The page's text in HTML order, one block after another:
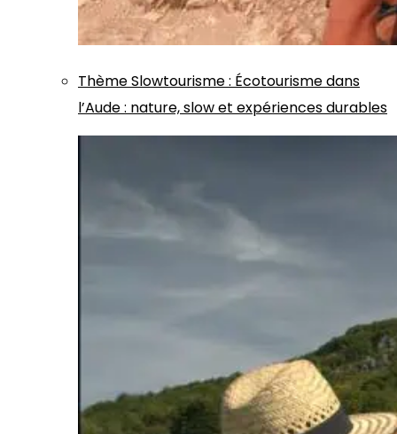
ThèmeSlowtourisme: Écotourisme dans
l’Aude : nature, slow et expériences durables